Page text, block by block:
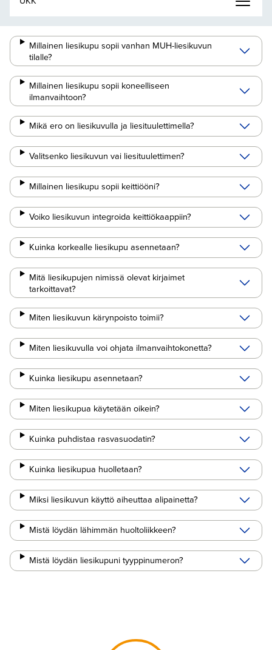
Millainen liesikupu sopii vanhan MUH-liesikuvun
tilalle?
Millainen liesikupu sopii koneelliseen
ilmanvaihtoon?
Mikä ero on liesikuvulla ja liesituulettimella?
Valitsenko liesikuvun vai liesituulettimen?
Millainen liesikupu sopii keittiööni?
Voiko liesikuvun integroida keittiökaappiin?
Kuinka korkealle liesikupu asennetaan?
Mitä liesikupujen nimissä olevat kirjaimet
tarkoittavat?
Miten liesikuvun kärynpoisto toimii?
Miten liesikuvulla voi ohjata ilmanvaihtokonetta?
Kuinka liesikupu asennetaan?
Miten liesikupua käytetään oikein?
Kuinka puhdistaa rasvasuodatin?
Kuinka liesikupua huolletaan?
Miksi liesikuvun käyttö aiheuttaa alipainetta?
Mistä löydän lähimmän huoltoliikkeen?
Mistä löydän liesikupuni tyyppinumeron?